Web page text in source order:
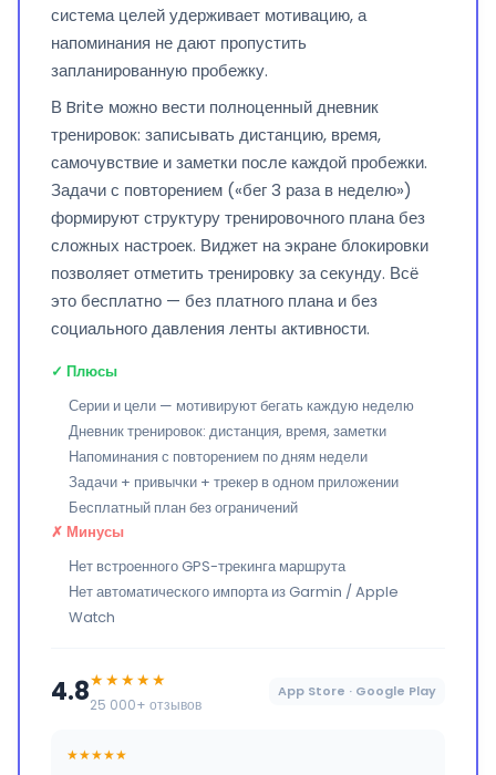
система целей удерживает мотивацию, а
напоминания не дают пропустить
запланированную пробежку.
В Brite можно вести полноценный дневник
тренировок: записывать дистанцию, время,
самочувствие и заметки после каждой пробежки.
Задачи с повторением («бег 3 раза в неделю»)
формируют структуру тренировочного плана без
сложных настроек. Виджет на экране блокировки
позволяет отметить тренировку за секунду. Всё
это бесплатно — без платного плана и без
социального давления ленты активности.
✓ Плюсы
Серии и цели — мотивируют бегать каждую неделю
Дневник тренировок: дистанция, время, заметки
Напоминания с повторением по дням недели
Задачи + привычки + трекер в одном приложении
Бесплатный план без ограничений
✗ Минусы
Нет встроенного GPS-трекинга маршрута
Нет автоматического импорта из Garmin / Apple
Watch
4.8★★★★★
25 000+ отзывов
App Store · Google Play
★★★★★